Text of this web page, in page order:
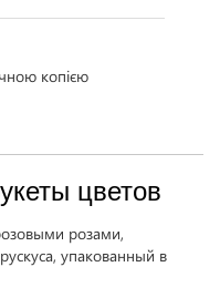
копією
цветов